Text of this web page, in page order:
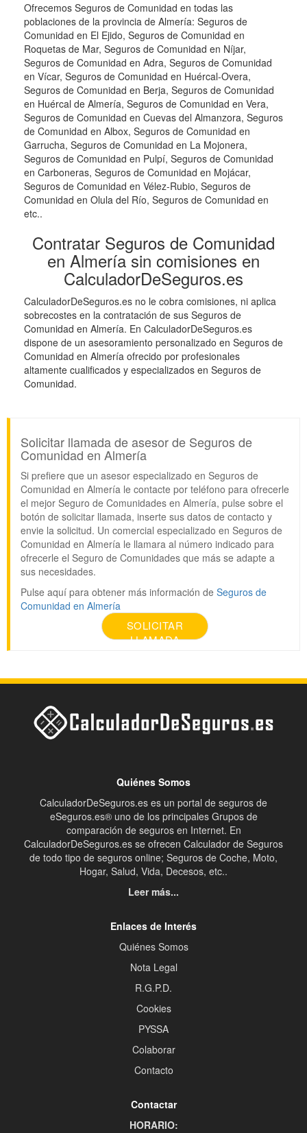
Ofrecemos Seguros de Comunidad en todas las
poblaciones de la provincia de Almería: Seguros de
Comunidad en El Ejido, Seguros de Comunidad en
Roquetas de Mar, Seguros de Comunidad en Níjar,
Seguros de Comunidad en Adra, Seguros de Comunidad
en Vícar, Seguros de Comunidad en Huércal-Overa,
Seguros de Comunidad en Berja, Seguros de Comunidad
en Huércal de Almería, Seguros de Comunidad en Vera,
Seguros de Comunidad en Cuevas del Almanzora, Seguros
de Comunidad en Albox, Seguros de Comunidad en
Garrucha, Seguros de Comunidad en La Mojonera,
Seguros de Comunidad en Pulpí, Seguros de Comunidad
en Carboneras, Seguros de Comunidad en Mojácar,
Seguros de Comunidad en Vélez-Rubio, Seguros de
Comunidad en Olula del Río, Seguros de Comunidad en
etc..
Contratar Seguros de Comunidad
en Almería sin comisiones en
CalculadorDeSeguros.es
CalculadorDeSeguros.es no le cobra comisiones, ni aplica
sobrecostes en la contratación de sus Seguros de
Comunidad en Almería. En CalculadorDeSeguros.es
dispone de un asesoramiento personalizado en Seguros de
Comunidad en Almería ofrecido por profesionales
altamente cualificados y especializados en Seguros de
Comunidad.
Solicitar llamada de asesor de Seguros de
Comunidad en Almería
Si prefiere que un asesor especializado en Seguros de
Comunidad en Almería le contacte por teléfono para ofrecerle
el mejor Seguro de Comunidades en Almería, pulse sobre el
botón de solicitar llamada, inserte sus datos de contacto y
envie la solicitud. Un comercial especializado en Seguros de
Comunidad en Almería le llamara al número indicado para
ofrecerle el Seguro de Comunidades que más se adapte a
sus necesidades.
Pulse aquí para obtener más información de Seguros de
Comunidad en Almería
SOLICITAR
LLAMADA
Quiénes Somos
CalculadorDeSeguros.es es un portal de seguros de
eSeguros.es® uno de los principales Grupos de
comparación de seguros en Internet. En
CalculadorDeSeguros.es se ofrecen Calculador de Seguros
de todo tipo de seguros online; Seguros de Coche, Moto,
Hogar, Salud, Vida, Decesos, etc..
Leer más...
Enlaces de Interés
Quiénes Somos
Nota Legal
R.G.P.D.
Cookies
PYSSA
Colaborar
Contacto
Contactar
HORARIO: